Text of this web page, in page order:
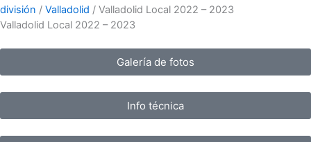
división / Valladolid / Valladolid Local 2022 – 2023
Valladolid Local 2022 – 2023
Galería de fotos
Info técnica